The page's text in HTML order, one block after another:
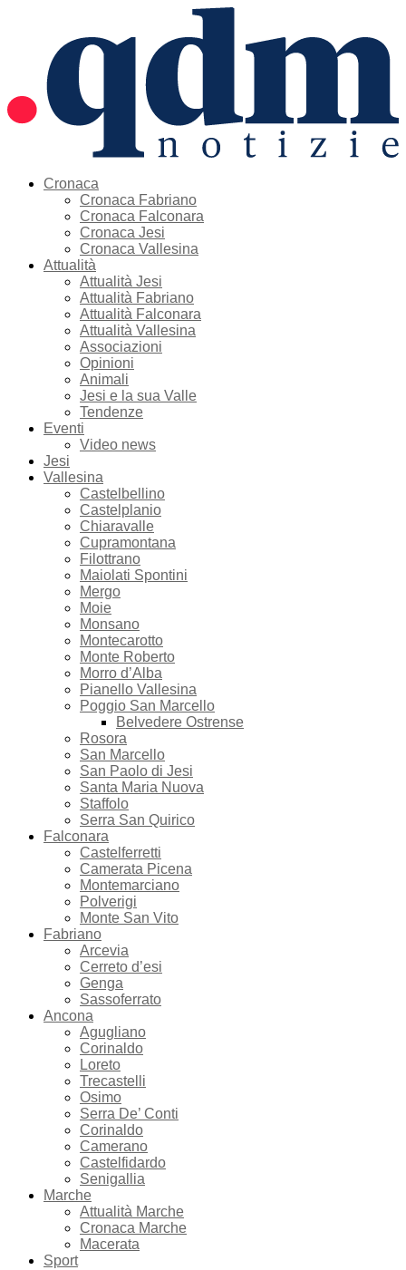
Cronaca
Cronaca Fabriano
Cronaca Falconara
Cronaca Jesi
Cronaca Vallesina
Attualità
Attualità Jesi
Attualità Fabriano
Attualità Falconara
Attualità Vallesina
Associazioni
Opinioni
Animali
Jesi e la sua Valle
Tendenze
Eventi
Video news
Jesi
Vallesina
Castelbellino
Castelplanio
Chiaravalle
Cupramontana
Filottrano
Maiolati Spontini
Mergo
Moie
Monsano
Montecarotto
Monte Roberto
Morro d’Alba
Pianello Vallesina
Poggio San Marcello
Belvedere Ostrense
Rosora
San Marcello
San Paolo di Jesi
Santa Maria Nuova
Staffolo
Serra San Quirico
Falconara
Castelferretti
Camerata Picena
Montemarciano
Polverigi
Monte San Vito
Fabriano
Arcevia
Cerreto d’esi
Genga
Sassoferrato
Ancona
Agugliano
Corinaldo
Loreto
Trecastelli
Osimo
Serra De’ Conti
Corinaldo
Camerano
Castelfidardo
Senigallia
Marche
Attualità Marche
Cronaca Marche
Macerata
Sport